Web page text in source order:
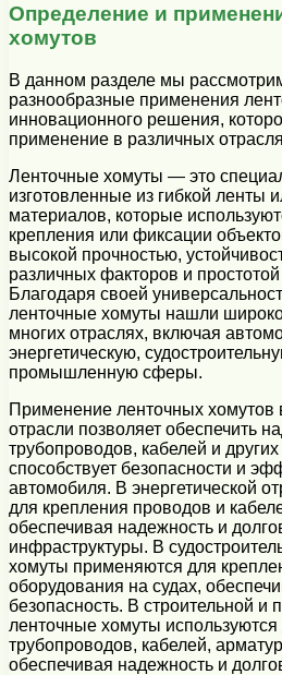
Определение и
хомутов
В данном разделе мы
разнообразные применения
инновационного решения,
применение в различных
Ленточные хомуты — это
изготовленные из гибкой ленты
материалов, которые
крепления или фиксации
высокой прочностью,
различных факторов и
Благодаря своей
ленточные хомуты нашли
многих отраслях, включая
энергетическую,
промышленную сферы.
Применение ленточных хомутов
отрасли позволяет обеспечить
трубопроводов, кабелей и
способствует безопасности и
автомобиля. В энергетической
для крепления проводов и
обеспечивая надежность и
инфраструктуры. В
хомуты применяются для
оборудования на судах,
безопасность. В строительной
ленточные хомуты
трубопроводов, кабелей,
обеспечивая надежность и